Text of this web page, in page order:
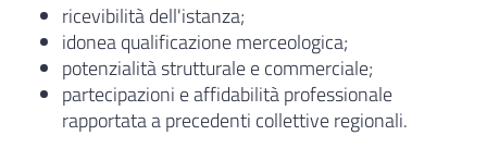
ricevibilità dell'istanza;
idonea qualificazione merceologica;
potenzialità strutturale e commerciale;
partecipazioni e affidabilità professionale
rapportata a precedenti collettive regionali.